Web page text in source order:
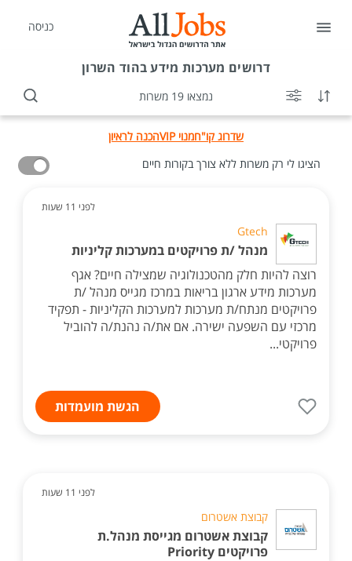
כניסה
דרושים מערכות מידע בהוד השרון
נמצאו 19 משרות
שדרוג קו"חמנוי VIP
הכנה לראיון
הציגו לי רק משרות ללא צורך בקורות חיים
לפני 11 שעות
Gtech
מנהל /ת פרויקטים במערכות קליניות
רוצה להיות חלק מהטכנולוגיה שמצילה חיים? אגף
מערכות מידע ארגון בריאות במרכז מגייס מנהל /ת
פרויקטים מנתח/ת מערכות למערכות הקליניות - תפקיד
מרכזי עם השפעה ישירה. אם את/ה נהנת/ה להוביל
פרויקטי...
הגשת מועמדות
לפני 11 שעות
קבוצת אשטרום
קבוצת אשטרום מגייסת מנהל.ת
פרויקטים Priority